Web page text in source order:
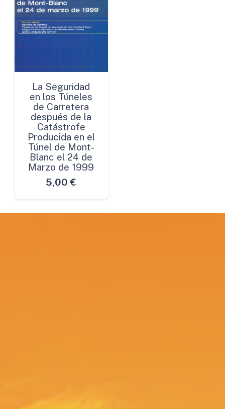
La Seguridad
en los Túneles
de Carretera
después de la
Catástrofe
Producida en el
Túnel de Mont-
Blanc el 24 de
Marzo de 1999
5,00 €